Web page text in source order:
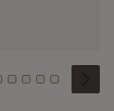
6 7 8 9
Kachel: 10
Zu Kachel: 11
Zu Kachel: 12
Zu Kachel:
Zu